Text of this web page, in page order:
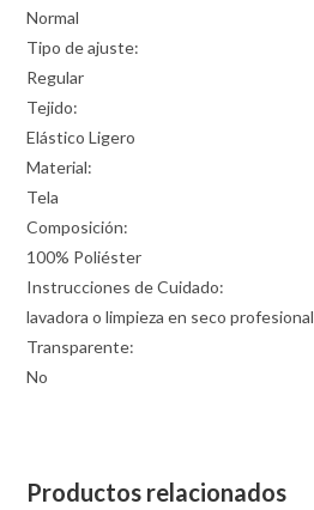
Normal
Tipo de ajuste:
Regular
Tejido:
Elástico Ligero
Material:
Tela
Composición:
100% Poliéster
Instrucciones de Cuidado:
lavadora o limpieza en seco profesional
Transparente:
No
Productos relacionados